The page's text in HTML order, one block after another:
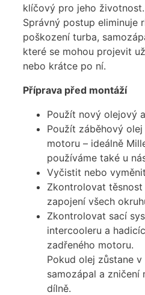
klíčový pro jeho životnost.
Správný postup eliminuje
poškození turba,
které se mohou projevit
nebo krátce po ní.
Příprava před montáží
Použít nový olejový
Použít záběhový
motoru – ideálně
používáme také u
Vyčistit nebo
Zkontrolovat
zapojení všech
Zkontrolovat sací
intercooleru a
zadřeného motoru.
Pokud olej zůstane
samozápal a
dílně.